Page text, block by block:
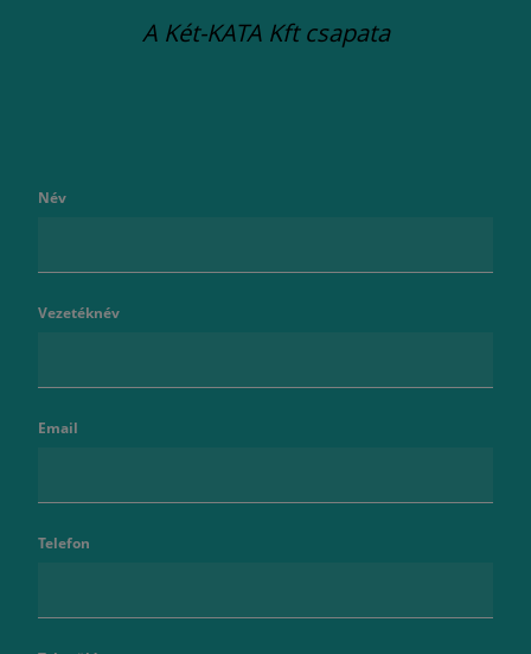
A Két-KATA Kft csapata
Név
Vezetéknév
Email
Telefon